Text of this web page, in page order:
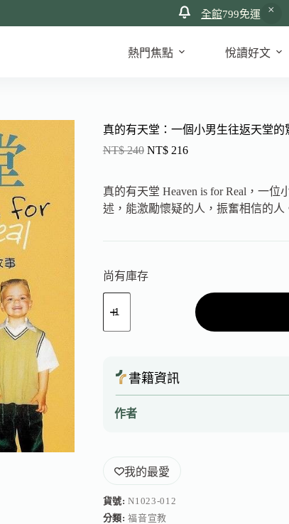
全館799免運
熱門焦點 悅讀好文
真的有天堂：一個小男生往返天堂的
NT$240 NT$216
真的有天堂 Heaven is for Real，一
述，能激勵懷疑的人，振奮相信的人
尚有庫存
書籍資訊
作者
我的最愛
貨號:N1023-012
分類:福音宣教